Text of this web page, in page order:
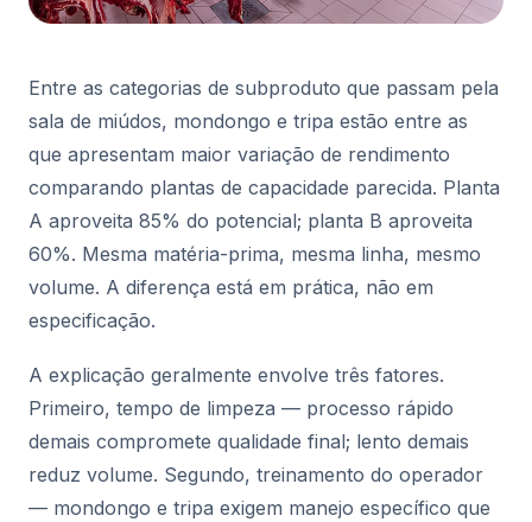
Entre as categorias de subproduto que passam pela
sala de miúdos, mondongo e tripa estão entre as
que apresentam maior variação de rendimento
comparando plantas de capacidade parecida. Planta
A aproveita 85% do potencial; planta B aproveita
60%. Mesma matéria-prima, mesma linha, mesmo
volume. A diferença está em prática, não em
especificação.
A explicação geralmente envolve três fatores.
Primeiro, tempo de limpeza — processo rápido
demais compromete qualidade final; lento demais
reduz volume. Segundo, treinamento do operador
— mondongo e tripa exigem manejo específico que